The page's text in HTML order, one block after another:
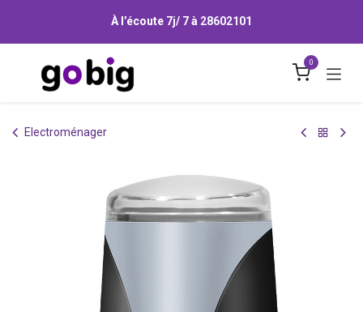
À l’écoute 7j/ 7 à 28602101
0
Electroménager